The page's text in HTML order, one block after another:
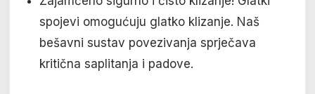
spojevi omogućuju glatko klizanje. Naš
bešavni sustav povezivanja sprječava
kritična saplitanja i padove.